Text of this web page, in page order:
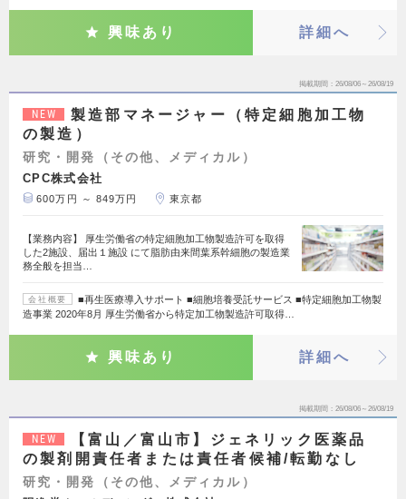
興味あり 詳細へ
掲載期間 26/08/06～26/08/19
NEW
製造部マネージャー（特定細胞加工物
の製造）
研究・開発（その他、メディカル）
CPC株式会社
600万円 ～ 849万円 東京都
【業務内容】 厚生労働省の特定細胞加工物製造許可を取得
した2施設、届出１施設 にて脂肪由来間葉系幹細胞の製造業
務全般を担当…
会社概要
■再生医療導入サポート ■細胞培養受託サービス ■特定細胞加工物製
造事業 2020年8月 厚生労働省から特定加工物製造許可取得…
興味あり 詳細へ
掲載期間 26/08/06～26/08/19
NEW
【富山／富山市】ジェネリック医薬品
の製剤開責任者または責任者候補/転勤なし
研究・開発（その他、メディカル）